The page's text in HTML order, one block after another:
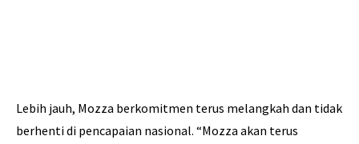
Lebih jauh, Mozza berkomitmen terus melangkah dan tidak
berhenti di pencapaian nasional. “Mozza akan terus